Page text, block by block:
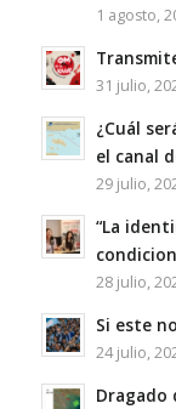
1 agosto,
31 julio,
¿Cuál
el canal
29 julio,
“La
28 julio,
Si este
24 julio,
Dragado